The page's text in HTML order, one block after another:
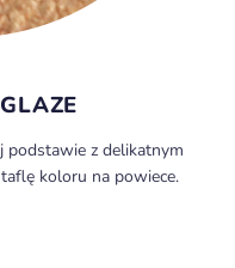
podstawie z delikatnym
koloru na powiece.